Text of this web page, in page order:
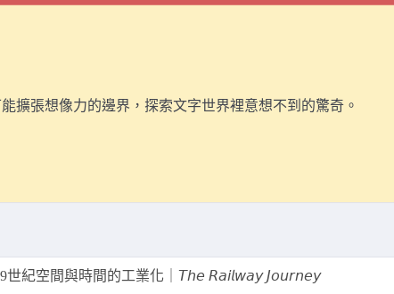
擴張想像力的邊界，探索文字世界裡意想不到的驚奇。
世紀空間與時間的工業化｜𝘛𝘩𝘦 𝘙𝘢𝘪𝘭𝘸𝘢𝘺 𝘑𝘰𝘶𝘳𝘯𝘦𝘺